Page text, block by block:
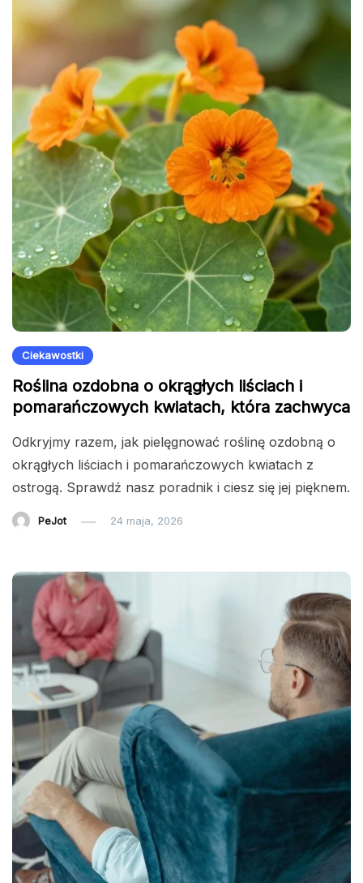
Ciekawostki
Roślina ozdobna o okrągłych liściach i
pomarańczowych kwiatach, która zachwyca
Odkryjmy razem, jak pielęgnować roślinę ozdobną o
okrągłych liściach i pomarańczowych kwiatach z
ostrogą. Sprawdź nasz poradnik i ciesz się jej pięknem.
PeJot 24 maja, 2026